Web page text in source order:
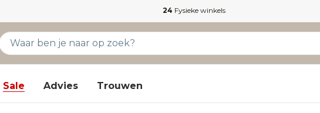
24 Fysieke winkels
Sale Advies Trouwen